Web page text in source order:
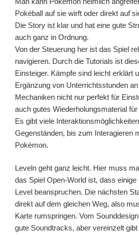
Pokéball auf sie wirft oder direkt auf
Die Story ist klar und hat eine gute
auch ganz in Ordnung.
Von der Steuerung her ist das Spiel
navigieren. Durch die Tutorials ist
Einsteiger. Kämpfe sind leicht erklärt
Ergänzung von Unterrichtsstunden
Mechaniken nicht nur perfekt für
auch gutes Wiederholungsmaterial für
Es gibt viele
Gegenständen, bis zum Interagieren
Pokémon.
Leveln geht ganz leicht. Hier muss
das Spiel Open-World ist, dass einige
Level beanspruchen. Die nächsten
direkt auf dem gleichen Weg, also
Karte rumspringen. Vom
gute Soundtracks, aber vereinzelt